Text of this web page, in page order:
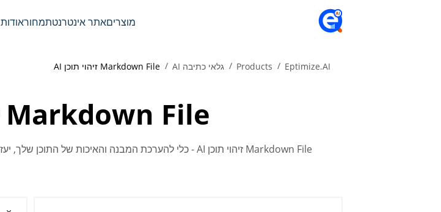
מוצריםאתר אינטרנטתמחוראודות
Eptimize.AI
Products גלאי כתיבה AI Markdown File זיהוי תוכן AI
Markdown File זיהוי תוכן AI
Markdown File זיהוי תוכן AI - כלי להערכת המבנה והאיכות של התוכן שלך, יעזור לנתח תוכן ולהעריך את הסבירות שהתוכן נכתב באמצעות AI.